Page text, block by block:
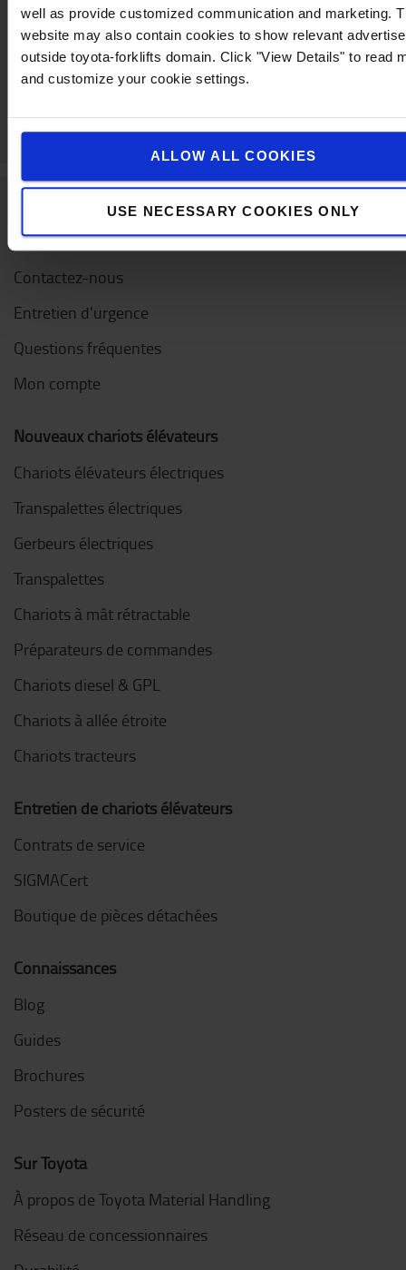
well as provide customized communication and marketing.
website may also contain cookies to show relevant
outside toyota-forklifts domain. Click "View Details" to read
and customize your cookie settings.
ALLOW ALL COOKIES
USE NECESSARY COOKIES ONLY
Contactez-nous
Service clientèle
Contactez-nous
Entretien d'urgence
Questions fréquentes
Mon compte
Nouveaux chariots élévateurs
Chariots élévateurs électriques
Transpalettes électriques
Gerbeurs électriques
Transpalettes
Chariots à mât rétractable
Préparateurs de commandes
Chariots diesel & GPL
Chariots à allée étroite
Chariots tracteurs
Entretien de chariots élévateurs
Contrats de service
SIGMACert
Boutique de pièces détachées
Connaissances
Blog
Guides
Brochures
Posters de sécurité
Sur Toyota
À propos de Toyota Material Handling
Réseau de concessionnaires